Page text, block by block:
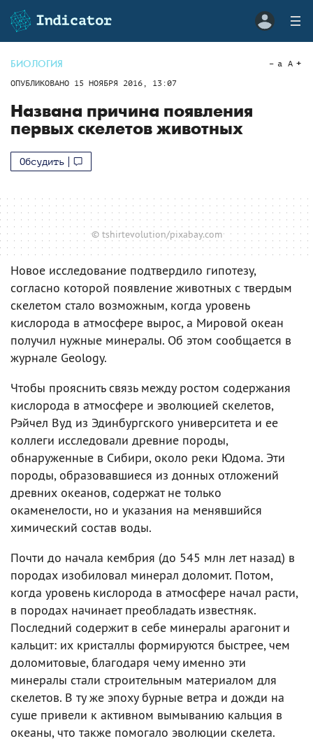
БИОЛОГИЯ
ОПУБЛИКОВАНО 15 НОЯБРЯ 2016, 13:07
a A
Названа причина появления
первых скелетов животных
Обсудить
© tshirtevolution/pixabay.com
Новое исследование подтвердило гипотезу,
согласно которой появление животных с твердым
скелетом стало возможным, когда уровень
кислорода в атмосфере вырос, а Мировой океан
получил нужные минералы. Об этом сообщается в
журнале Geology.
Чтобы прояснить связь между ростом содержания
кислорода в атмосфере и эволюцией скелетов,
Рэйчел Вуд из Эдинбургского университета и ее
коллеги исследовали древние породы,
обнаруженные в Сибири, около реки Юдома. Эти
породы, образовавшиеся из донных отложений
древних океанов, содержат не только
окаменелости, но и указания на менявшийся
химический состав воды.
Почти до начала кембрия (до 545 млн лет назад) в
породах изобиловал минерал доломит. Потом,
когда уровень кислорода в атмосфере начал расти,
в породах начинает преобладать известняк.
Последний содержит в себе минералы арагонит и
кальцит: их кристаллы формируются быстрее, чем
доломитовые, благодаря чему именно эти
минералы стали строительным материалом для
скелетов. В ту же эпоху бурные ветра и дожди на
суше привели к активном вымыванию кальция в
океаны, что также помогало эволюции скелета.